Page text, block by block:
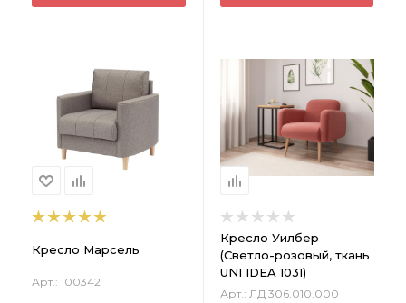
Кресло Марсель
Арт.: 100342
Кресло Уилбер
(Светло-розовый, ткань
UNI IDEA 1031)
Арт.: ЛД 306.010.000